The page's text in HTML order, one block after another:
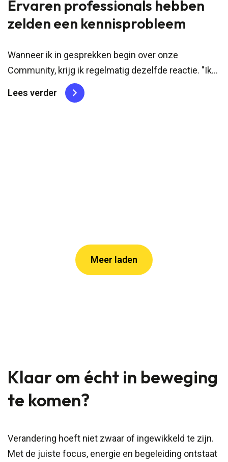
Ervaren professionals hebben
zelden een kennisprobleem
Wanneer ik in gesprekken begin over onze
Community, krijg ik regelmatig dezelfde reactie. "Ik
doe deze rol al jaren, heb inmiddels behoorlijk wat
ervaring, wat zou een Community mij nog kunnen
Lees verder
Meer laden
Klaar om écht in beweging
te komen?
Verandering hoeft niet zwaar of ingewikkeld te zijn.
Met de juiste focus, energie en begeleiding ontstaat